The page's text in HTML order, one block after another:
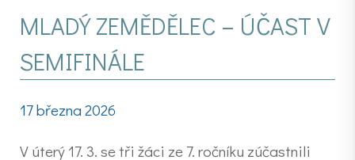
MLADÝ ZEMĚDĚLEC – ÚČAST V
SEMIFINÁLE
17 března 2026
V úterý 17. 3. se tři žáci ze 7. ročníku zúčastnili